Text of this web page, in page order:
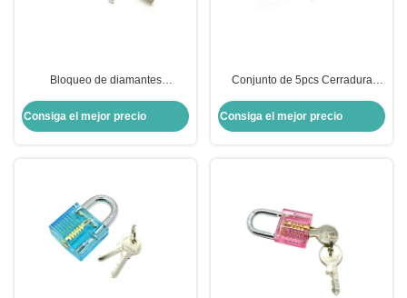
Bloqueo de diamantes
acrílico metálico Selección de
bloqueo para practicar para
Consiga el mejor precio
Conjunto de 5pcs Cerradura
en forma de cruz Cerradura
práctica Herramientas de
Consiga el mejor precio